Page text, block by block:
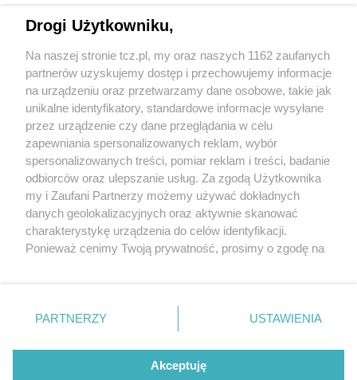
O FIRMIE POLITYKA PRYWATNOŚCI HOSTING
REKLAMA WSPÓŁPRACA RSS FACEBOOK KONTAKT
Nasze serwisy
Aktualności
Tcz24
Historia miasta
Muzyka i kultura
Archiwum wydarzeń
Zdjęcia miasta
Drogi Użytkowniku,
Na naszej stronie tcz.pl, my oraz naszych 1162 zaufanych
partnerów uzyskujemy dostęp i przechowujemy informacje
na urządzeniu oraz przetwarzamy dane osobowe, takie jak
unikalne identyfikatory, standardowe informacje wysyłane
przez urządzenie czy dane przeglądania w celu
zapewniania spersonalizowanych reklam, wybór
spersonalizowanych treści, pomiar reklam i treści, badanie
odbiorców oraz ulepszanie usług. Za zgodą Użytkownika
my i Zaufani Partnerzy możemy używać dokładnych
danych geolokalizacyjnych oraz aktywnie skanować
charakterystykę urządzenia do celów identyfikacji.
Ponieważ cenimy Twoją prywatność, prosimy o zgodę na
znajdujący się w lewym dolnym rogu strony
. Niektóre
przetwarzaniu. Preferencje będą miały zastosowania tylko
PARTNERZY USTAWIENIA
Akceptuję